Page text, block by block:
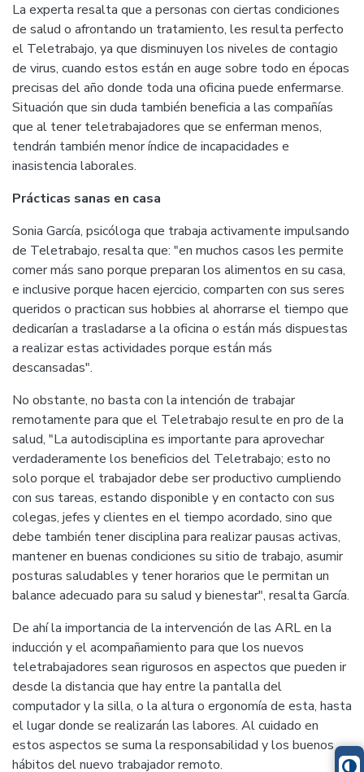
La experta resalta que a personas con ciertas condiciones
de salud o afrontando un tratamiento, les resulta perfecto
el Teletrabajo, ya que disminuyen los niveles de contagio
de virus, cuando estos están en auge sobre todo en épocas
precisas del año donde toda una oficina puede enfermarse.
Situación que sin duda también beneficia a las compañías
que al tener teletrabajadores que se enferman menos,
tendrán también menor índice de incapacidades e
inasistencia laborales.
Prácticas sanas en casa
Sonia García, psicóloga que trabaja activamente impulsando
de Teletrabajo, resalta que: "en muchos casos les permite
comer más sano porque preparan los alimentos en su casa,
e inclusive porque hacen ejercicio, comparten con sus seres
queridos o practican sus hobbies al ahorrarse el tiempo que
dedicarían a trasladarse a la oficina o están más dispuestas
a realizar estas actividades porque están más
descansadas".
No obstante, no basta con la intención de trabajar
remotamente para que el Teletrabajo resulte en pro de la
salud, "La autodisciplina es importante para aprovechar
verdaderamente los beneficios del Teletrabajo; esto no
solo porque el trabajador debe ser productivo cumpliendo
con sus tareas, estando disponible y en contacto con sus
colegas, jefes y clientes en el tiempo acordado, sino que
debe también tener disciplina para realizar pausas activas,
mantener en buenas condiciones su sitio de trabajo, asumir
posturas saludables y tener horarios que le permitan un
balance adecuado para su salud y bienestar", resalta García.
De ahí la importancia de la intervención de las ARL en la
inducción y el acompañamiento para que los nuevos
teletrabajadores sean rigurosos en aspectos que pueden ir
desde la distancia que hay entre la pantalla del
computador y la silla, o la altura o ergonomía de esta, hasta
el lugar donde se realizarán las labores. Al cuidado en
estos aspectos se suma la responsabilidad y los buenos
hábitos del nuevo trabajador remoto.